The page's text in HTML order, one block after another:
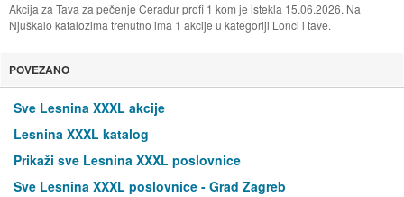
Akcija za Tava za pečenje Ceradur profi 1 kom je istekla 15.06.2026. Na
Njuškalo katalozima trenutno ima 1 akcije u kategoriji Lonci i tave.
POVEZANO
Sve Lesnina XXXL akcije
Lesnina XXXL katalog
Prikaži sve Lesnina XXXL poslovnice
Sve Lesnina XXXL poslovnice - Grad Zagreb